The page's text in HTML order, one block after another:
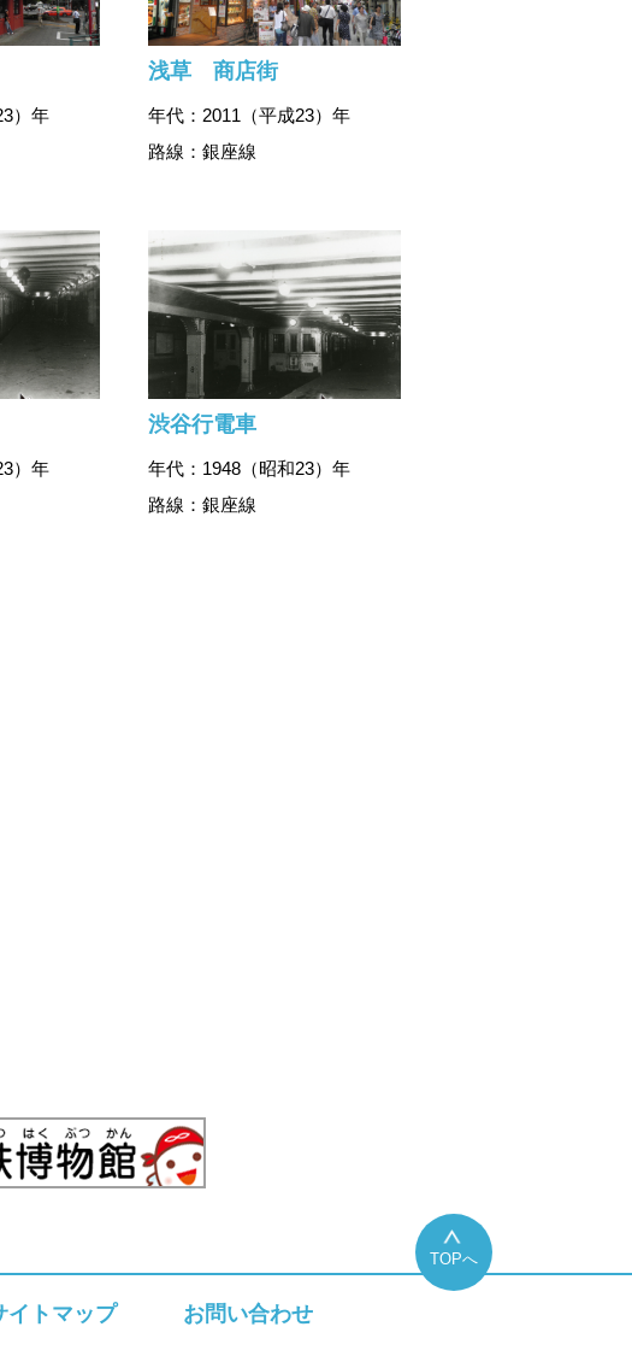
）年
浅草 商店街
年代：2011（平成23）年
路線：銀座線
）年
渋谷行電車
年代：1948（昭和23）年
路線：銀座線
TOPへ
イトマップ お問い合わせ